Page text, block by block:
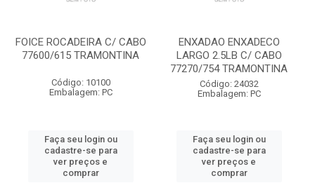
FOICE ROCADEIRA C/ CABO
77600/615 TRAMONTINA
Código: 10100
Embalagem: PC
Faça seu login ou
cadastre-se para
ver preços e
comprar
ENXADAO ENXADECO
LARGO 2.5LB C/ CABO
77270/754 TRAMONTINA
Código: 24032
Embalagem: PC
Faça seu login ou
cadastre-se para
ver preços e
comprar